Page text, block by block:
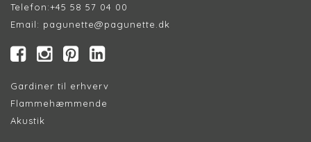
Telefon:+45 58 57 04 00
Email: pagunette@pagunette.dk
Gardiner til erhverv
Flammehæmmende
Akustik